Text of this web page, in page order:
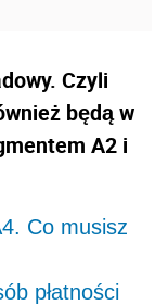
Czyli
będą w
A2 i
Co musisz
płatności